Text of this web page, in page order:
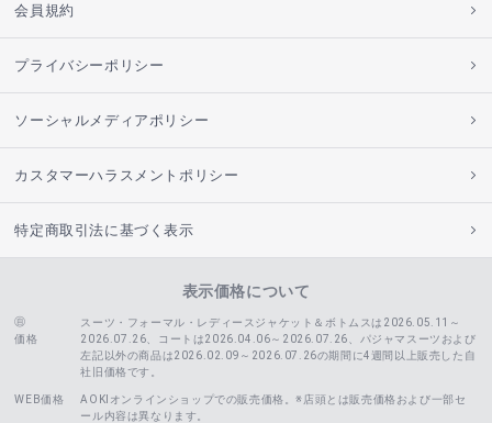
会員規約
プライバシーポリシー
ソーシャルメディアポリシー
カスタマーハラスメントポリシー
特定商取引法に基づく表示
表示価格について
価格
スーツ・フォーマル・レディースジャケット＆ボトムスは2026.05.11～
2026.07.26、コートは2026.04.06～2026.07.26、
パジャマスーツおよび
左記以外の商品は2026.02.09～2026.07.26の期間に4週間以上販売した自
社旧価格です。
WEB価格
AOKIオンラインショップでの販売価格。※店頭とは販売価格および一部セ
ール内容は異なります。